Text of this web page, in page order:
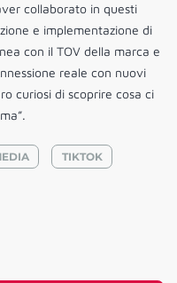
collaborato in questi
e implementazione di
con il TOV della marca e
reale con nuovi
curiosi di scoprire cosa ci
TIKTOK